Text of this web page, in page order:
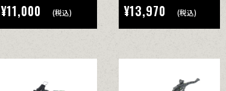
¥11,000 (税込) ¥13,970 (税込)